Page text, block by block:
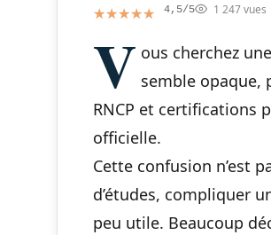
★★★★★
★★★★★ 4,5/5 1 247 vues
V ous cherchez
semble opaque,
RNCP et certifications
officielle.
Cette confusion n’est
d’études, compliquer
peu utile. Beaucoup